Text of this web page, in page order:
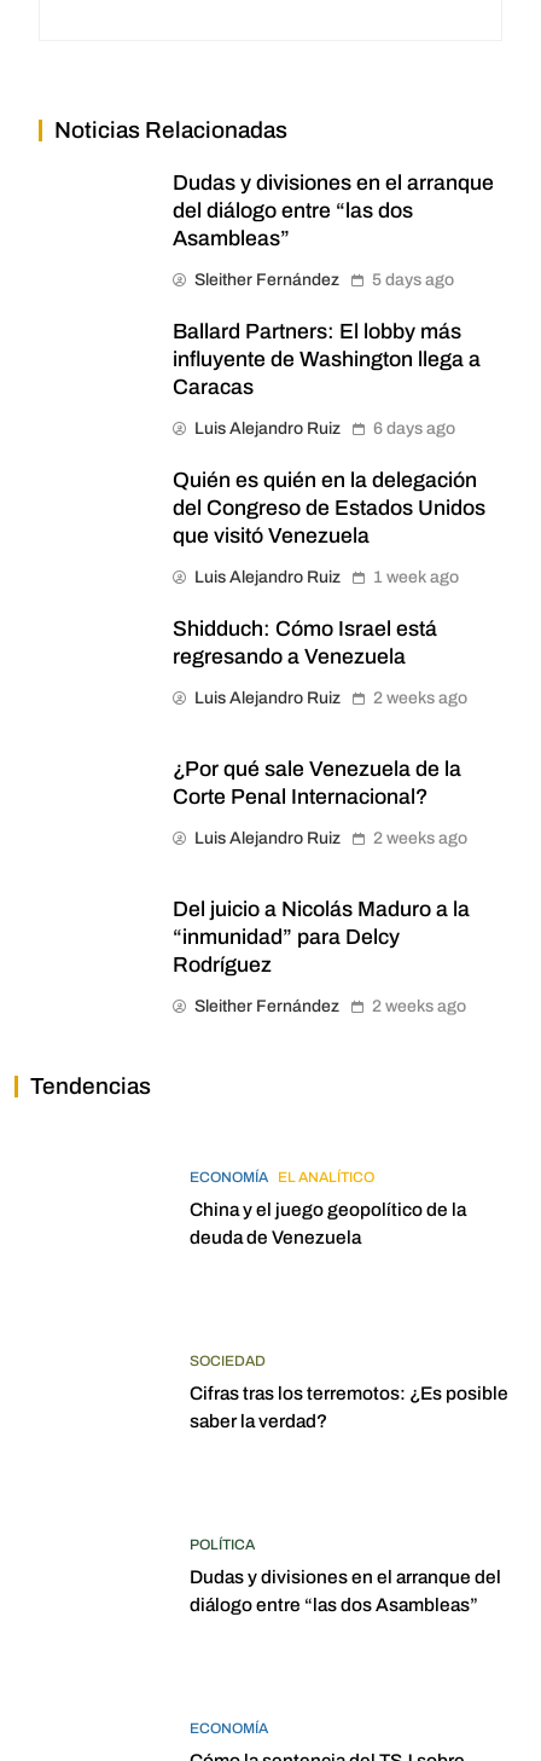
Noticias Relacionadas
Dudas y divisiones en el arranque
del diálogo entre “las dos
Asambleas”
Sleither Fernández 5 days ago
Ballard Partners: El lobby más
influyente de Washington llega a
Caracas
Luis Alejandro Ruiz 6 days ago
Quién es quién en la delegación
del Congreso de Estados Unidos
que visitó Venezuela
Luis Alejandro Ruiz 1 week ago
Shidduch: Cómo Israel está
regresando a Venezuela
Luis Alejandro Ruiz 2 weeks ago
¿Por qué sale Venezuela de la
Corte Penal Internacional?
Luis Alejandro Ruiz 2 weeks ago
Del juicio a Nicolás Maduro a la
“inmunidad” para Delcy
Rodríguez
Sleither Fernández 2 weeks ago
Tendencias
ECONOMÍA EL ANALÍTICO
China y el juego geopolítico de la
deuda de Venezuela
SOCIEDAD
Cifras tras los terremotos: ¿Es posible
saber la verdad?
POLÍTICA
Dudas y divisiones en el arranque del
diálogo entre “las dos Asambleas”
ECONOMÍA